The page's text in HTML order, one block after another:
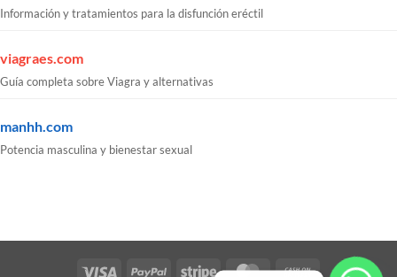
Información y tratamientos para la disfunción eréctil
viagraes.com
Guía completa sobre Viagra y alternativas
manhh.com
Potencia masculina y bienestar sexual
Visa PayPal Stripe MasterCard
Cash